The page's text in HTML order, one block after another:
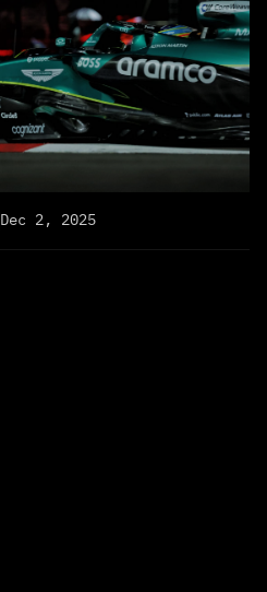
Dec 2, 2025